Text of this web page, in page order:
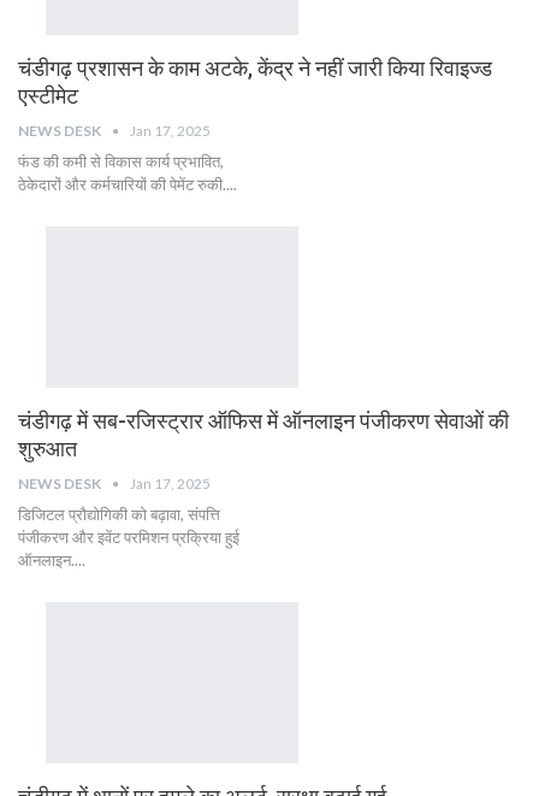
चंडीगढ़ प्रशासन के काम अटके, केंद्र ने नहीं जारी किया रिवाइज्ड
एस्टीमेट
NEWS DESK Jan 17, 2025
फंड की कमी से विकास कार्य प्रभावित,
ठेकेदारों और कर्मचारियों की पेमेंट रुकी....
चंडीगढ़ में सब-रजिस्ट्रार ऑफिस में ऑनलाइन पंजीकरण सेवाओं की
शुरुआत
NEWS DESK Jan 17, 2025
डिजिटल प्रौद्योगिकी को बढ़ावा, संपत्ति
पंजीकरण और इवेंट परमिशन प्रक्रिया हुई
ऑनलाइन....